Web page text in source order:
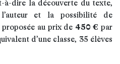
à-dire la découverte du texte,
et la possibilité de
au prix de 450 € par
d’une classe, 35 élèves